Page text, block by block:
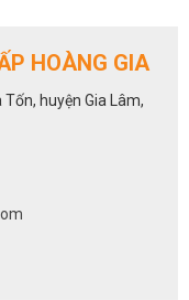
HOÀNG GIA
huyện Gia Lâm,